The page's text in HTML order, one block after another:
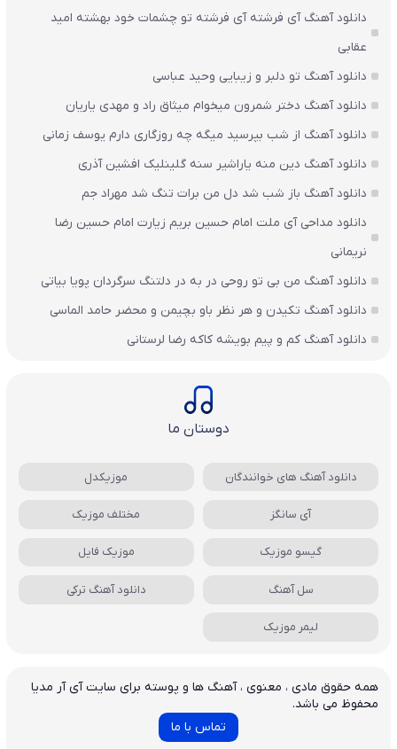
دانلود آهنگ آی فرشته آی فرشته تو چشمات خود بهشته امید
عقابی
دانلود آهنگ تو دلبر و زیبایی وحید عباسی
دانلود آهنگ دختر شمرون میخوام میثاق راد و مهدی یاریان
دانلود آهنگ از شب بپرسید میگه چه روزگاری دارم یوسف زمانی
دانلود آهنگ دین منه یاراشیر سنه گلینلیک افشین آذری
دانلود آهنگ باز شب شد دل من برات تنگ شد مهراد جم
دانلود مداحی آی ملت امام حسین بریم زیارت امام حسین رضا
نریمانی
دانلود آهنگ من بی تو روحی در به در دلتنگ سرگردان پویا بیاتی
دانلود آهنگ تکیدن و هر نظر باو بچیمن و محضر حامد الماسی
دانلود آهنگ کم و پیم بویشه کاکه رضا لرستانی
دوستان ما
دانلود آهنگ های خوانندگان موزیکدل
آی سانگز مختلف موزیک
گیسو موزیک موزیک فایل
سل آهنگ دانلود آهنگ ترکی
لیمر موزیک
همه حقوق مادی ، معنوی ، آهنگ ها و پوسته برای سایت آی آر مدیا
محفوظ می باشد.
تماس با ما